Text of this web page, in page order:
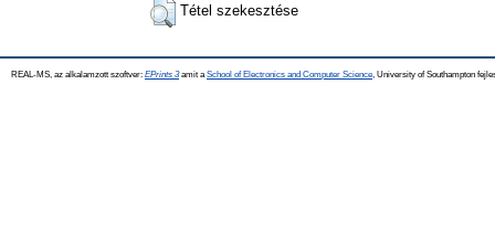
Tétel szekesztése
REAL-MS, az alkalamzott szoftver: EPrints 3amit a School of Electronics and Computer Science , University of Southampton